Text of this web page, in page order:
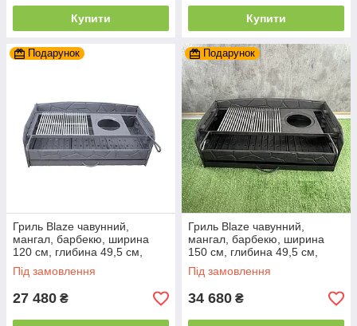
Купити Купити
Подарунок
Гриль Blaze чавунний,
мангал, барбекю, ширина
120 см, глибина 49,5 см,
висота 37 см
Під замовлення
27 480 ₴
Подарунок
Гриль Blaze чавунний,
мангал, барбекю, ширина
150 см, глибина 49,5 см,
висота 37 см
Під замовлення
34 680 ₴